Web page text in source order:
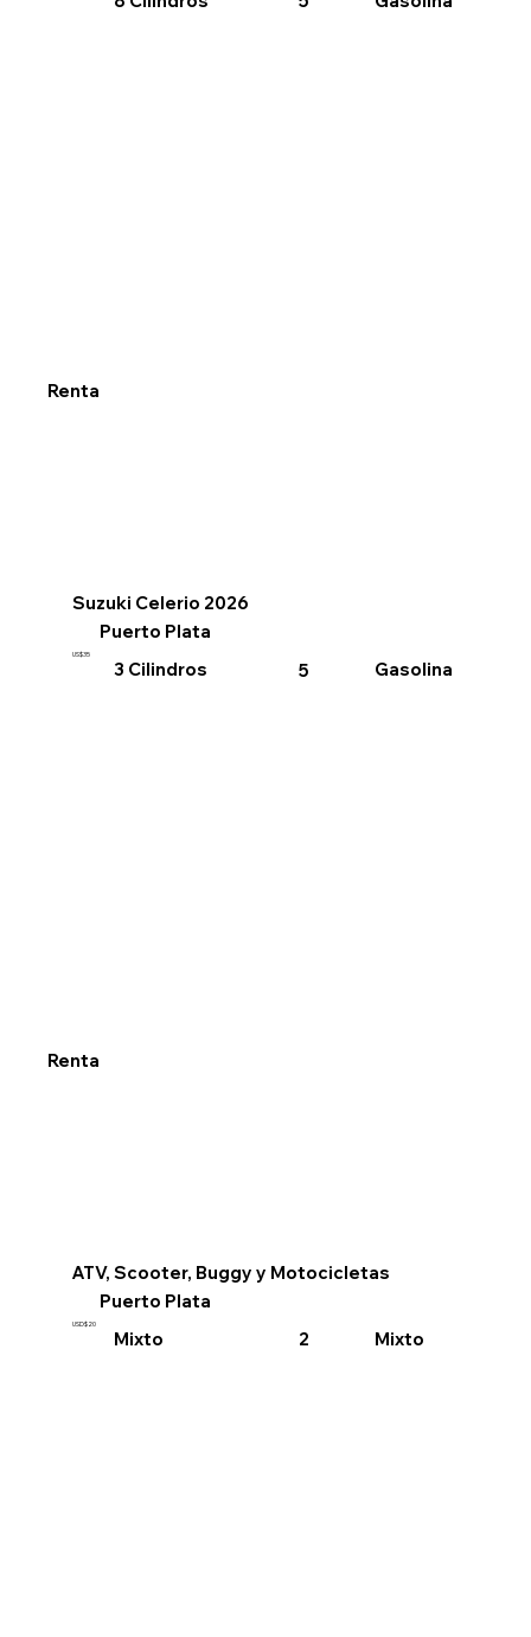
Renta
Suzuki Celerio 2026
Puerto Plata
US$35
3 Cilindros 5 Gasolina
Renta
ATV, Scooter, Buggy y Motocicletas
Puerto Plata
USD$20
Mixto 2 Mixto